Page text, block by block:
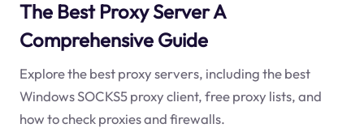
The Best Proxy Server A
Comprehensive Guide
Explore the best proxy servers, including the best
Windows SOCKS5 proxy client, free proxy lists, and
how to check proxies and firewalls.